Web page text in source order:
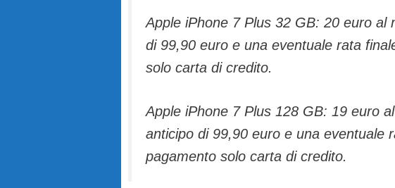
Apple iPhone 7 Plus 32 GB: 20 euro
di 99,90 euro e una eventuale rata
solo carta di credito.
Apple iPhone 7 Plus 128 GB: 19 euro
anticipo di 99,90 euro e una eventuale
pagamento solo carta di credito.